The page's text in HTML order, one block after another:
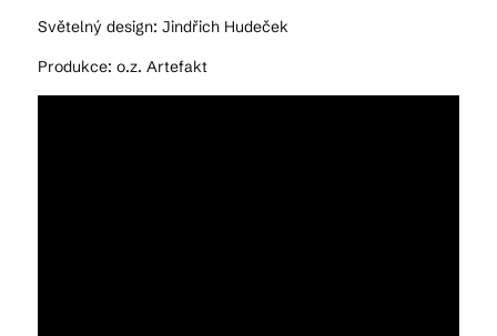
Světelný design: Jindřich Hudeček
Produkce: o.z. Artefakt